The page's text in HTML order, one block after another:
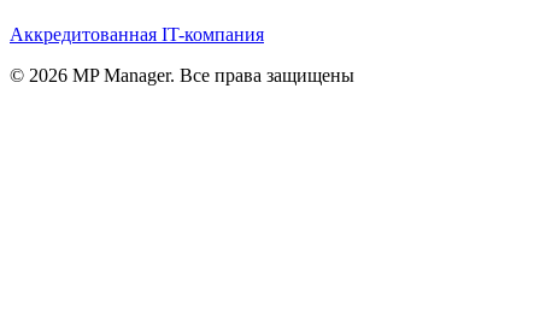
Аккредитованная IT-компания
© 2026 MP Manager. Все права защищены